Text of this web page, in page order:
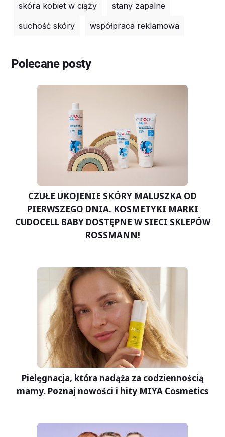
skóra kobiet w ciąży
stany zapalne
suchość skóry
współpraca reklamowa
Polecane posty
CZUŁE UKOJENIE SKÓRY MALUSZKA OD
PIERWSZEGO DNIA. KOSMETYKI MARKI
CUDOCELL BABY DOSTĘPNE W SIECI SKLEPÓW
ROSSMANN!
Pielęgnacja, która nadąża za codziennością
mamy. Poznaj nowości i hity MIYA Cosmetics